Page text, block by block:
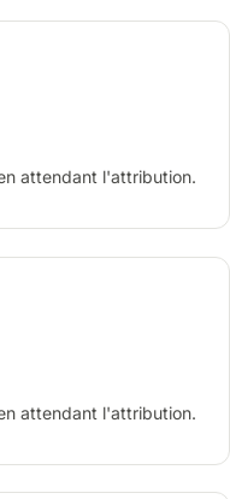
attendant l'attribution.
attendant l'attribution.